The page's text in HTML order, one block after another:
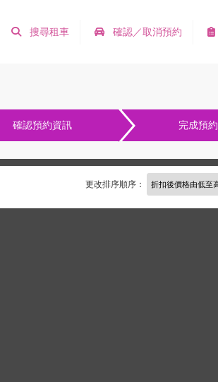
確認／取消預約
搜尋租車
確認預約資訊 完成預約
更改排序順序：